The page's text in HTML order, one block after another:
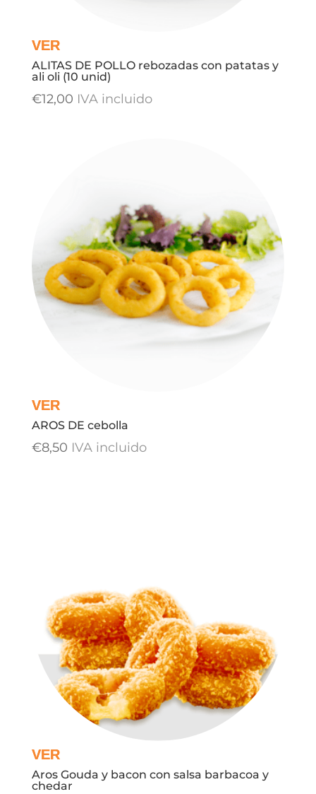
ALITAS DE POLLO rebozadas con patatas y
ali oli (10 unid)
€12,00 IVA incluido
AROS DE cebolla
€8,50 IVA incluido
Aros Gouda y bacon con salsa barbacoa y
chedar